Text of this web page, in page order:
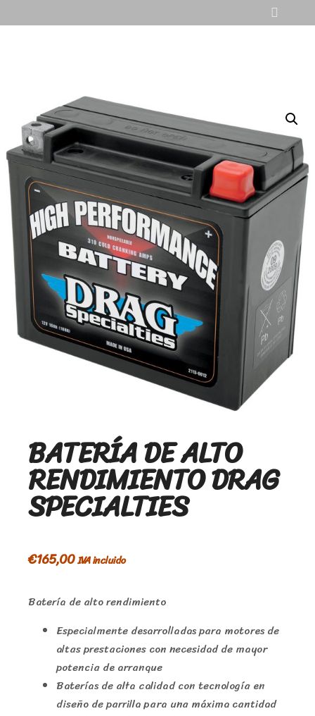
BATERÍA DE ALTO
RENDIMIENTO DRAG
SPECIALTIES
€165,00IVA incluido
Batería de alto rendimiento
Especialmente desarrolladas para motores de
altas prestaciones con necesidad de mayor
potencia de arranque
Baterías de alta calidad con tecnología en
diseño de parrilla para una máxima cantidad